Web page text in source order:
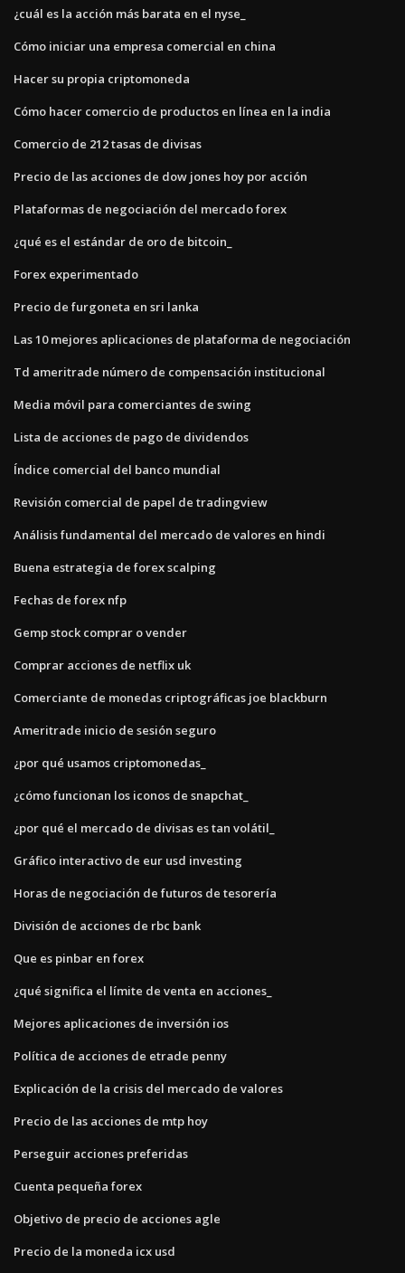
¿cuál es la acción más barata en el nyse_
Cómo iniciar una empresa comercial en china
Hacer su propia criptomoneda
Cómo hacer comercio de productos en línea en la india
Comercio de 212 tasas de divisas
Precio de las acciones de dow jones hoy por acción
Plataformas de negociación del mercado forex
¿qué es el estándar de oro de bitcoin_
Forex experimentado
Precio de furgoneta en sri lanka
Las 10 mejores aplicaciones de plataforma de negociación
Td ameritrade número de compensación institucional
Media móvil para comerciantes de swing
Lista de acciones de pago de dividendos
Índice comercial del banco mundial
Revisión comercial de papel de tradingview
Análisis fundamental del mercado de valores en hindi
Buena estrategia de forex scalping
Fechas de forex nfp
Gemp stock comprar o vender
Comprar acciones de netflix uk
Comerciante de monedas criptográficas joe blackburn
Ameritrade inicio de sesión seguro
¿por qué usamos criptomonedas_
¿cómo funcionan los iconos de snapchat_
¿por qué el mercado de divisas es tan volátil_
Gráfico interactivo de eur usd investing
Horas de negociación de futuros de tesorería
División de acciones de rbc bank
Que es pinbar en forex
¿qué significa el límite de venta en acciones_
Mejores aplicaciones de inversión ios
Política de acciones de etrade penny
Explicación de la crisis del mercado de valores
Precio de las acciones de mtp hoy
Perseguir acciones preferidas
Cuenta pequeña forex
Objetivo de precio de acciones agle
Precio de la moneda icx usd